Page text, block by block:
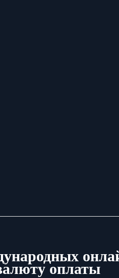
оплаты